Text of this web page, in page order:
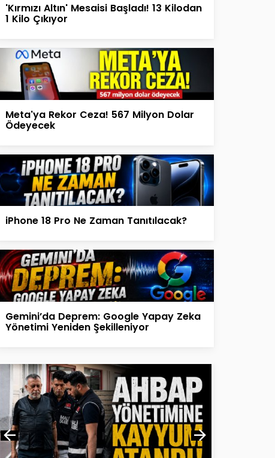
'Kırmızı Altın' Mesaisi Başladı! 13 Kilodan
1 Kilo Çıkıyor
Meta'ya Rekor Ceza! 567 Milyon Dolar
Ödeyecek
iPhone 18 Pro Ne Zaman Tanıtılacak?
Gemini’da Deprem: Google Yapay Zeka
Yönetimi Yeniden Şekilleniyor